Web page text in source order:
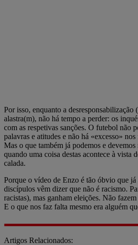
Por isso, enquanto a desresponsabilização
alastra(m), não há tempo a perder: os
com as respetivas sanções. O futebol não
palavras e atitudes e não há «excesso»
Mas o que também já podemos e devemos
quando uma coisa destas acontece à vista
calada.
Porque o vídeo de Enzo é tão óbvio que já
discípulos vêm dizer que não é racismo.
racistas), mas ganham eleições. Não
E o que nos faz falta mesmo era alguém
Artigos Relacionados: